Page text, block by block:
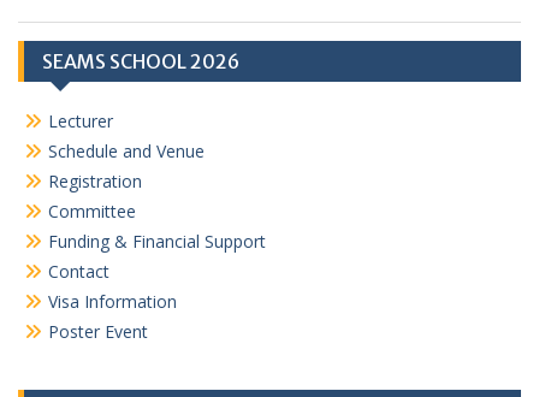
SEAMS SCHOOL 2026
Lecturer
Schedule and Venue
Registration
Committee
Funding & Financial Support
Contact
Visa Information
Poster Event